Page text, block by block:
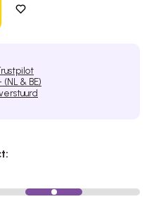
Toevoegen aan verlanglijst
& BE)